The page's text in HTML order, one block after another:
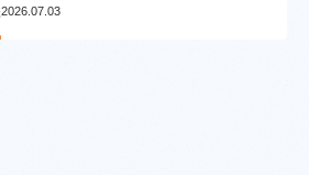
ョンとVポイントについて徹底解説
2026.07.03